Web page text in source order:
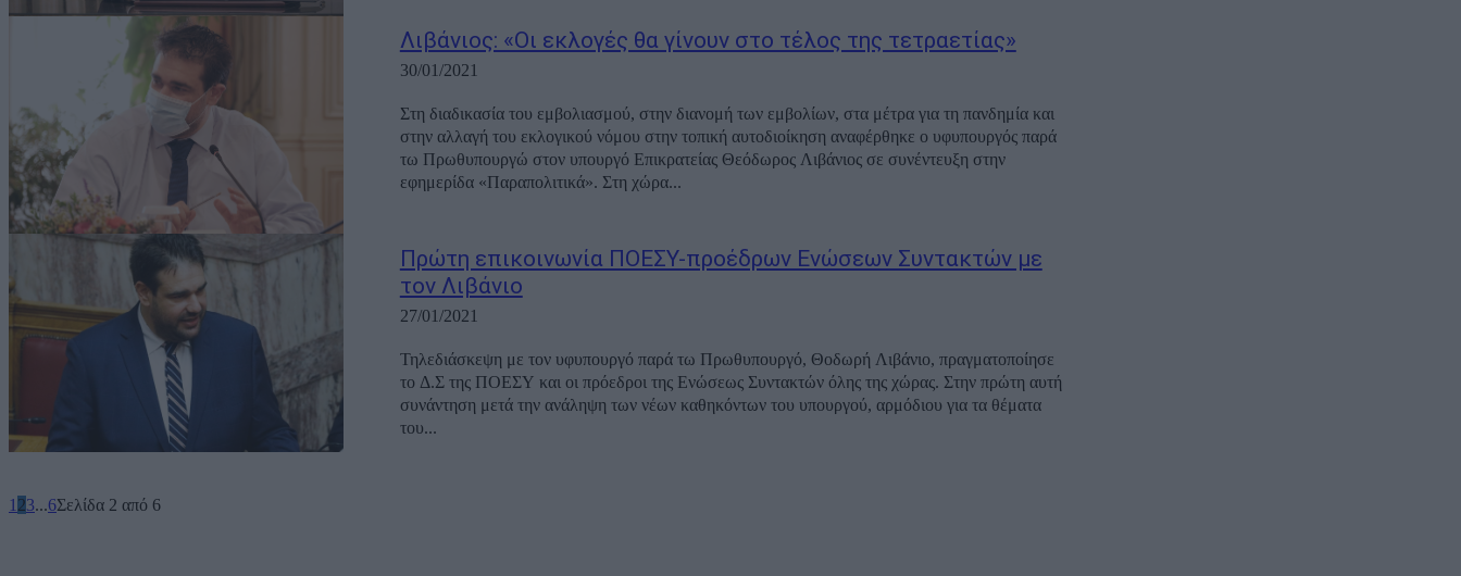
Λιβάνιος: «Οι εκλογές θα γίνουν στο τέλος της τετραετίας»
30/01/2021
Στη διαδικασία του εμβολιασμού, στην διανομή των εμβολίων, στα μέτρα για τη πανδημία και
στην αλλαγή του εκλογικού νόμου στην τοπική αυτοδιοίκηση αναφέρθηκε ο υφυπουργός παρά
τω Πρωθυπουργώ στον υπουργό Επικρατείας Θεόδωρος Λιβάνιος σε συνέντευξη στην
εφημερίδα «Παραπολιτικά». Στη χώρα...
Πρώτη επικοινωνία ΠΟΕΣΥ-προέδρων Ενώσεων Συντακτών με
τον Λιβάνιο
27/01/2021
Τηλεδιάσκεψη με τον υφυπουργό παρά τω Πρωθυπουργό, Θοδωρή Λιβάνιο, πραγματοποίησε
το Δ.Σ της ΠΟΕΣΥ και οι πρόεδροι της Ενώσεως Συντακτών όλης της χώρας. Στην πρώτη αυτή
συνάντηση μετά την ανάληψη των νέων καθηκόντων του υπουργού, αρμόδιου για τα θέματα
του...
1 23...6Σελίδα 2 από 6